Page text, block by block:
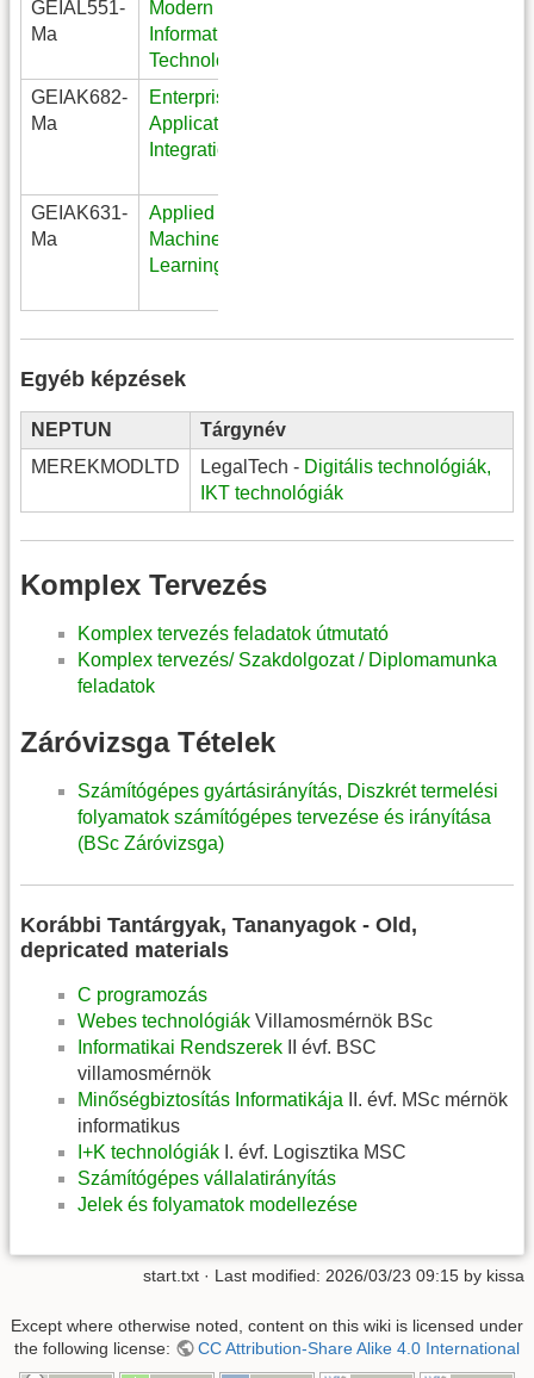
GEIAL551-
Ma
Modern
Information
Technology
GEIAK682-
Ma
Enterprise
Application
Integration
GEIAK631-
Ma
Applied
Machine
Learning
Egyéb képzések
NEPTUN
Tárgynév
MEREKMODLTD
LegalTech - Digitális technológiák,
IKT technológiák
Komplex Tervezés
Komplex tervezés feladatok útmutató
Komplex tervezés/ Szakdolgozat / Diplomamunka
feladatok
Záróvizsga Tételek
Számítógépes gyártásirányítás, Diszkrét termelési
folyamatok számítógépes tervezése és irányítása
(BSc Záróvizsga)
Korábbi Tantárgyak, Tananyagok - Old,
depricated materials
C programozás
Webes technológiák Villamosmérnök BSc
Informatikai Rendszerek II évf. BSC
villamosmérnök
Minőségbiztosítás Informatikája II. évf. MSc mérnök
informatikus
I+K technológiák I. évf. Logisztika MSC
Számítógépes vállalatirányítás
Jelek és folyamatok modellezése
start.txt · Last modified: 2026/03/23 09:15 by kissa
Except where otherwise noted, content on this wiki is licensed under
the following license:
CC Attribution-Share Alike 4.0 International